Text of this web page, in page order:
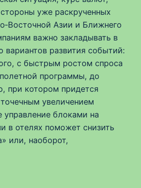
уже раскрученных
Азии и Ближнего
важно закладывать в
вариантов развития событий:
с быстрым ростом спроса
программы, до
при котором придется
увеличением
управление блоками на
в отелях поможет снизить
или, наоборот,